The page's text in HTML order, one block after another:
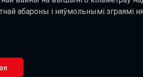
абароны і няўмольнымі зграямі